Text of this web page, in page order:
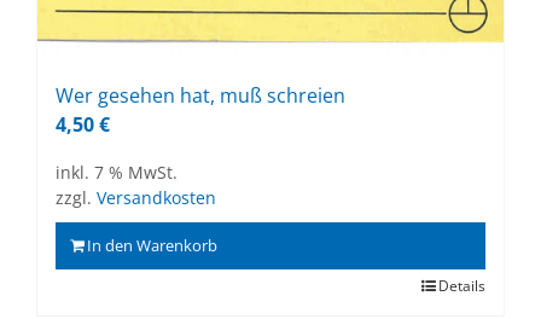
Wer ge­se­hen hat, muß schrei­en
4,50€
inkl. 7 % MwSt.
zzgl. Versandkosten
In den Warenkorb
Details